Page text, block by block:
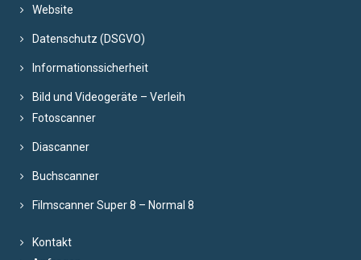
Website
Datenschutz (DSGVO)
Informationssicherheit
Bild und Videogeräte – Verleih
Fotoscanner
Diascanner
Buchscanner
Filmscanner Super 8 – Normal 8
Kontakt